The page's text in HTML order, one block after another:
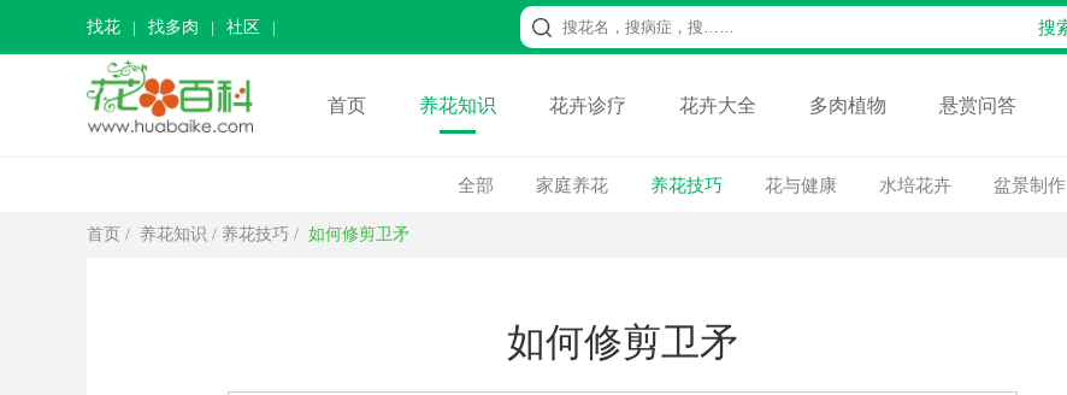
找花 找多肉 社区
首页 养花知识 花卉诊疗 花卉大全 多肉植物 悬赏问答
全部 家庭养花 养花技巧 花与健康 水培花卉 盆景制作
首页 / 养花知识 / 养花技巧 / 如何修剪卫矛
如何修剪卫矛